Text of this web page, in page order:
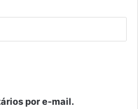
por e-mail.